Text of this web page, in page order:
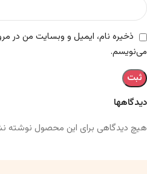
دیدگاهها
هیچ دیدگاهی برای این محصول نوشته
ذخیره نام، ایمیل و وبسایت من در
می‌نویسم.